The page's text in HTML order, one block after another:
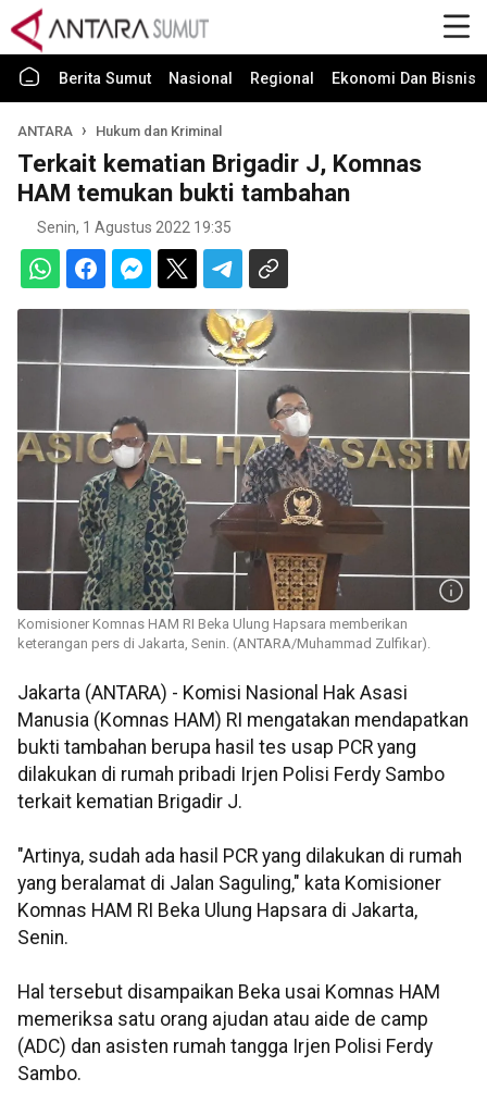
Berita Sumut Nasional Regional Ekonomi Dan Bisnis
ANTARA Hukum dan Kriminal
Terkait kematian Brigadir J, Komnas
HAM temukan bukti tambahan
Senin, 1 Agustus 2022 19:35
Komisioner Komnas HAM RI Beka Ulung Hapsara memberikan
keterangan pers di Jakarta, Senin. (ANTARA/Muhammad Zulfikar).
Jakarta (ANTARA) - Komisi Nasional Hak Asasi
Manusia (Komnas HAM) RI mengatakan mendapatkan
bukti tambahan berupa hasil tes usap PCR yang
dilakukan di rumah pribadi Irjen Polisi Ferdy Sambo
terkait kematian Brigadir J.
"Artinya, sudah ada hasil PCR yang dilakukan di rumah
yang beralamat di Jalan Saguling," kata Komisioner
Komnas HAM RI Beka Ulung Hapsara di Jakarta,
Senin.
Hal tersebut disampaikan Beka usai Komnas HAM
memeriksa satu orang ajudan atau aide de camp
(ADC) dan asisten rumah tangga Irjen Polisi Ferdy
Sambo.